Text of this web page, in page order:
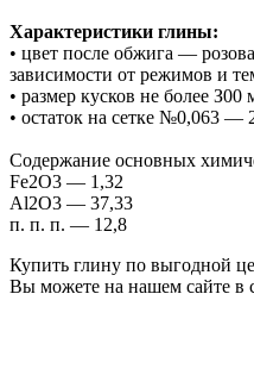
Характеристики глины:
• цвет после обжига —
зависимости от режимов и
• размер кусков не более З00
• остаток на сетке №0,063 —
Содержание основных
Fе2О3 — 1,32
Аl2О3 — 37,33
п. п. п. — 12,8
Купить глину по выгодной
Вы можете на нашем сайте в